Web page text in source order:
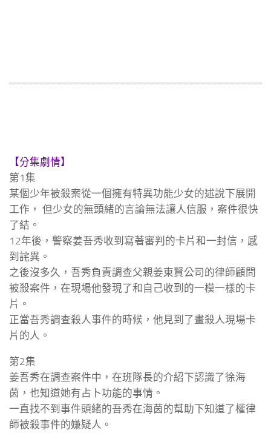
【分集劇情】
第1集
某個少年被殺案從一個擁有特異功能少女的述說下展開
工作， 但少女的無頭緒的言論無法讓人信服，案件很快
了結。
12年後，警察姜吾秀收到寫著審判的卡片和一封信，感
到詫異。
之後沒多久，吾秀負責調查父親姜東賢公司的律師顧問
被殺案件，在現場他發現了和自己收到的一模一樣的卡
片。
正當吾秀調查殺人事件的時候，他見到了畫殺人現場卡
片的人。
第2集
姜吾秀在調查案件中，在班隊長的介紹下認識了徐海
茵，也知道她有占卜功能的事情。
一直找不到事件頭緒的吾秀在海茵的幫助下知道了權律
師被殺事件的嫌疑人。